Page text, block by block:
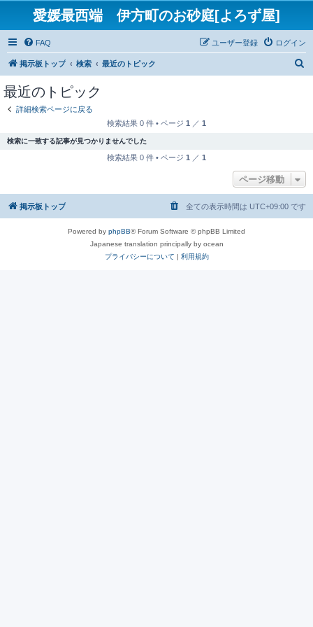
愛媛最西端 伊方町のお砂庭[よろず屋]
FAQ ログイン
ユーザー登録
掲示板トップ 検索 最近のトピック
最近のトピック
詳細検索ページに戻る
検索結果 0 件 • ページ 1 ／ 1
検索に一致する記事が見つかりませんでした
検索結果 0 件 • ページ 1 ／ 1
ページ移動
掲示板トップ 全ての表示時間は UTC+09:00 です
Powered by phpBB® Forum Software © phpBB Limited
Japanese translation principally by ocean
プライバシーについて | 利用規約